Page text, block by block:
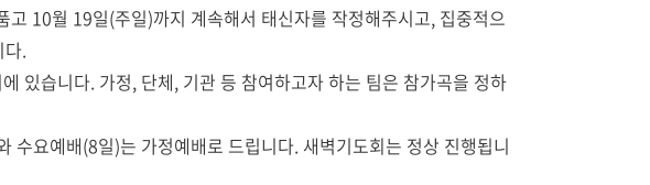
10월 19일(주일)까지 계속해서 태신자를 작정해주시고, 집중적으
.
있습니다. 가정, 단체, 기관 등 참여하고자 하는 팀은 참가곡을 정하
수요예배(8일)는 가정예배로 드립니다. 새벽기도회는 정상 진행됩니